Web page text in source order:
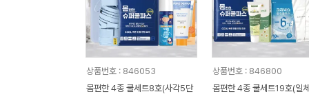
상품번호 : 846053
몸편한 4종 쿨세트8호(사각5단
상품번호 : 846800
몸편한 4종 쿨세트19호(일